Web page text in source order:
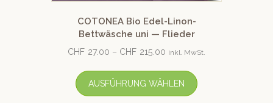
COTONEA Bio Edel-Linon-
Bettwäsche uni — Flieder
CHF 27.00 – CHF 215.00 inkl. MwSt.
AUSFÜHRUNG WÄHLEN